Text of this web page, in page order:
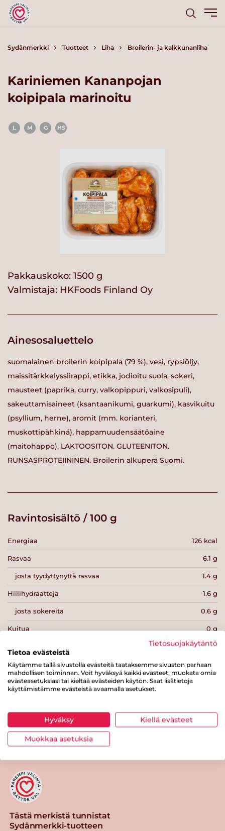
Sydänmerkki Tuotteet Liha Broilerin- ja kalkkunanliha
Kariniemen Kananpojan
koipipala marinoitu
L M G HS
Pakkauskoko: 1500 g
Valmistaja: HKFoods Finland Oy
Ainesosaluettelo
suomalainen broilerin koipipala (79 %), vesi, rypsiöljy,
maissitärkkelyssiirappi, etikka, jodioitu suola, sokeri,
mausteet (paprika, curry, valkopippuri, valkosipuli),
sakeuttamisaineet (ksantaanikumi, guarkumi), kasvikuitu
(psyllium, herne), aromit (mm. korianteri,
muskottipähkinä), happamuudensäätöaine
(maitohappo). LAKTOOSITON. GLUTEENITON.
RUNSASPROTEIININEN. Broilerin alkuperä Suomi.
Ravintosisältö / 100 g
Energiaa 126 kcal
Rasvaa 6.1 g
josta tyydyttynyttä rasvaa 1.4 g
Hiilihydraatteja 1.6 g
josta sokereita 0.6 g
Kuitua 0 g
16 g
Suolaa 0.9 g
Tulosta sivu Jaa tuote
Tästä merkistä tunnistat
Sydänmerkki-tuotteen
Tietosuojakäytäntö
Tietoa evästeistä
Käytämme tällä sivustolla evästeitä taataksemme sivuston parhaan
mahdollisen toiminnan. Voit hyväksyä kaikki evästeet, muokata omia
evästeasetuksiasi tai kieltää evästeiden käytön. Saat lisätietoja
käyttämistämme evästeistä avaamalla asetukset.
Hyväksy Kiellä evästeet
Muokkaa asetuksia